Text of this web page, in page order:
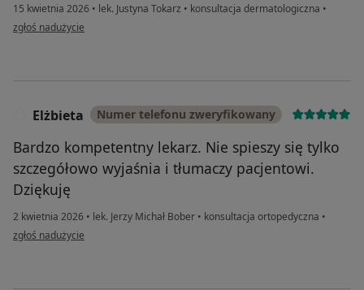
15 kwietnia 2026 • lek. Justyna Tokarz • konsultacja dermatologiczna •
w opinii użytkownika Katarzyna
zgłoś nadużycie
Elżbieta Numer telefonu zweryfikowany
Bardzo kompetentny lekarz. Nie spieszy się tylko
szczegółowo wyjaśnia i tłumaczy pacjentowi.
Dziękuję
2 kwietnia 2026 • lek. Jerzy Michał Bober • konsultacja ortopedyczna •
w opinii użytkownika Elżbieta
zgłoś nadużycie